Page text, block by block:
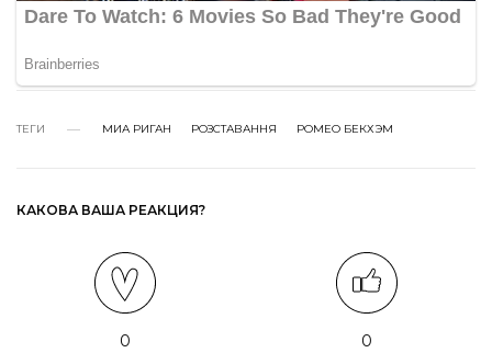
ТЕГИ МИА РИГАН РОЗСТАВАННЯ РОМЕО БЕКХЭМ
КАКОВА ВАША РЕАКЦИЯ?
0 0